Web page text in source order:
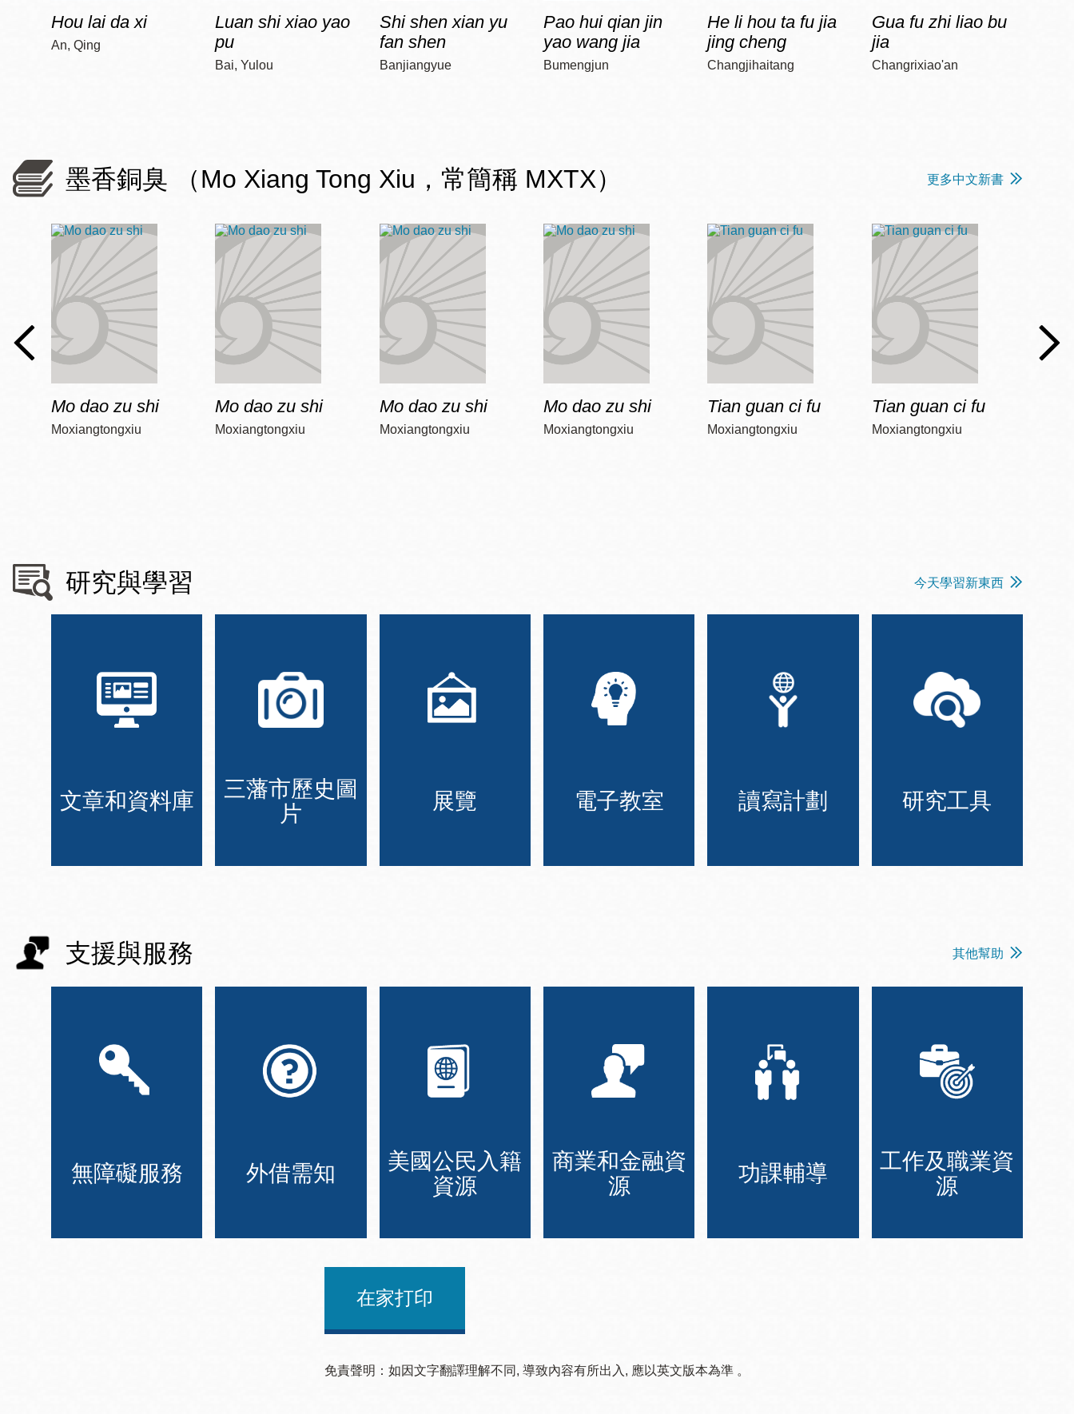
Hou lai da xi
An, Qing
Luan shi xiao yao
pu
Bai, Yulou
Shi shen xian yu
fan shen
Banjiangyue
Pao hui qian jin
yao wang jia
Bumengjun
He li hou ta fu jia
jing cheng
Changjihaitang
Gua fu zhi liao bu
jia
Changrixiao'an
墨香銅臭 （Mo Xiang Tong Xiu，常簡稱 MXTX） 更多中文新書
Mo dao zu shi
Moxiangtongxiu
Mo dao zu shi
Moxiangtongxiu
Mo dao zu shi
Moxiangtongxiu
Mo dao zu shi
Moxiangtongxiu
Tian guan ci fu
Moxiangtongxiu
Tian guan ci fu
Moxiangtongxiu
研究與學習 今天學習新東西
文章和資料庫
三藩市歷史圖
片
展覽 電子教室 讀寫計劃 研究工具
支援與服務 其他幫助
無障礙服務 外借需知
美國公民入籍
資源
商業和金融資
源
功課輔導
工作及職業資
源
在家打印
免責聲明：如因文字翻譯理解不同, 導致內容有所出入, 應以英文版本為準 。